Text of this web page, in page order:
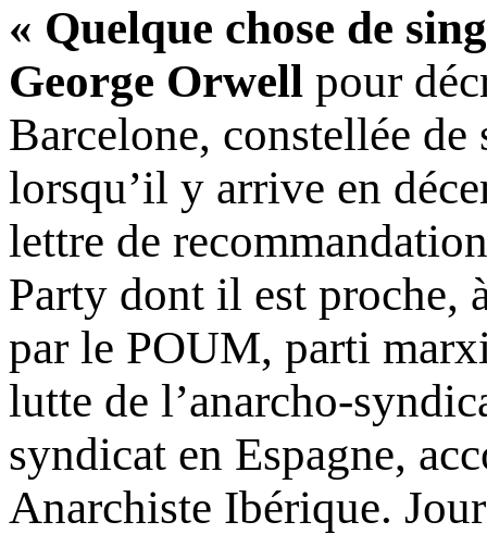
« Quelque chose de
George Orwell pour
Barcelone, constellée
lorsqu’il y arrive en
lettre de
Party dont il est proche,
par le POUM, parti
lutte de l’anarcho-
syndicat en Espagne,
Anarchiste Ibérique.